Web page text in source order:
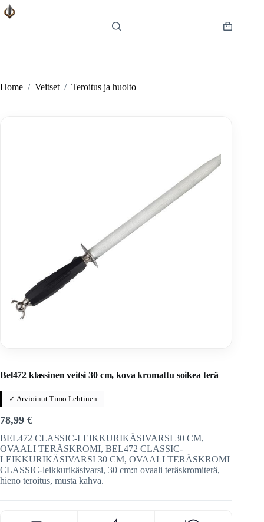
Skip
to
Shopping
Home / Veitset / Teroitus ja huolto
Bel472 klassinen veitsi 30 cm, kova kromattu soikea terä
✓ Arvioinut Timo Lehtinen
78,99 €
BEL472 CLASSIC-LEIKKURIKÄSIVARSI 30 CM,
OVAALI TERÄSKROMI, BEL472 CLASSIC-
LEIKKURIKÄSIVARSI 30 CM, OVAALI TERÄSKROMI
CLASSIC-leikkurikäsivarsi, 30 cm:n ovaali teräskromiterä,
hieno teroitus, musta kahva.